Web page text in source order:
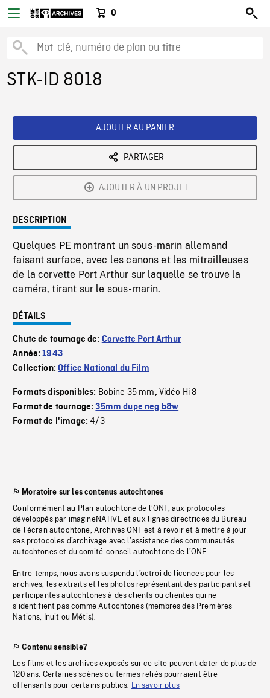
0
STK-ID 8018
AJOUTER AU PANIER
PARTAGER
AJOUTER À UN PROJET
DESCRIPTION
Quelques PE montrant un sous-marin allemand
faisant surface, avec les canons et les mitrailleuses
de la corvette Port Arthur sur laquelle se trouve la
caméra, tirant sur le sous-marin.
DÉTAILS
Chute de tournage de: Corvette Port Arthur
Année:1943
Collection:Office National du Film
Formats disponibles: Bobine 35 mm, Vidéo Hi 8
Format de tournage:35mm dupe neg b&w
Format de l'image:4/3
Moratoire sur les contenus autochtones
Conformément au Plan autochtone de l’ONF, aux protocoles
développés par imagineNATIVE et aux lignes directrices du Bureau
de l’écran autochtone, Archives ONF est à revoir et à mettre à jour
ses protocoles d’archivage avec l’assistance des communautés
autochtones et du comité-conseil autochtone de l’ONF.
Entre-temps, nous avons suspendu l’octroi de licences pour les
archives, les extraits et les photos représentant des participants et
participantes autochtones à des clients ou clientes qui ne
s’identifient pas comme Autochtones (membres des Premières
Nations, Inuit ou Métis).
Contenu sensible?
Les films et les archives exposés sur ce site peuvent dater de plus de
120 ans. Certaines scènes ou termes reliés pourraient être
offensants pour certains publics. En savoir plus